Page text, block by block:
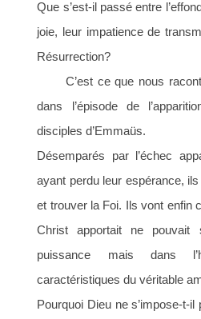
Que s’est-il passé entre
joie, leur impatience de
Résurrection?
C’est ce que nous
dans l’épisode de
disciples d’Emmaüs.
Désemparés par l’échec
ayant perdu leur espérance,
et trouver la Foi. Ils vont enfin
Christ apportait ne pouvait
puissance mais dans
caractéristiques du véritable
Pourquoi Dieu ne s’impose-t-